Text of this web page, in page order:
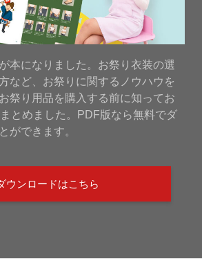
本になりました。お祭り衣装の選
など、お祭りに関するノウハウを
祭り用品を購入する前に知ってお
とめました。PDF版なら無料でダ
ができます。
ウンロードはこちら